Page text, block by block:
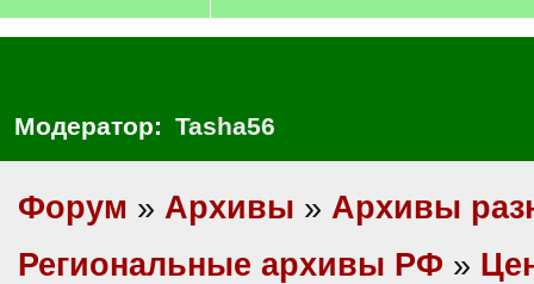
Модератор: Tasha56
Форум » Архивы » Архивы
Региональные архивы РФ »